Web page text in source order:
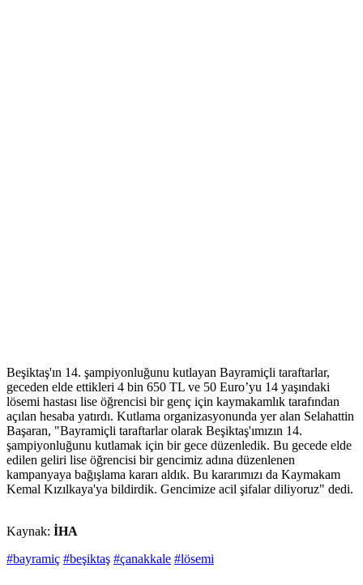
Beşiktaş'ın 14. şampiyonluğunu kutlayan Bayramiçli taraftarlar,
geceden elde ettikleri 4 bin 650 TL ve 50 Euro’yu 14 yaşındaki
lösemi hastası lise öğrencisi bir genç için kaymakamlık tarafından
açılan hesaba yatırdı. Kutlama organizasyonunda yer alan Selahattin
Başaran, "Bayramiçli taraftarlar olarak Beşiktaş'ımızın 14.
şampiyonluğunu kutlamak için bir gece düzenledik. Bu gecede elde
edilen geliri lise öğrencisi bir gencimiz adına düzenlenen
kampanyaya bağışlama kararı aldık. Bu kararımızı da Kaymakam
Kemal Kızılkaya'ya bildirdik. Gencimize acil şifalar diliyoruz" dedi.
Kaynak: İHA
#bayramiç #beşiktaş #çanakkale #lösemi